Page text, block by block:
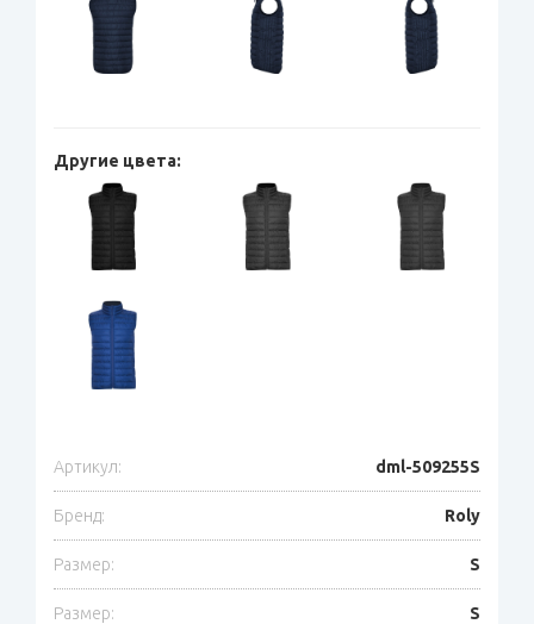
Другие цвета:
Артикул: dml-509255S
Бренд: Roly
Размер: S
Размер: S